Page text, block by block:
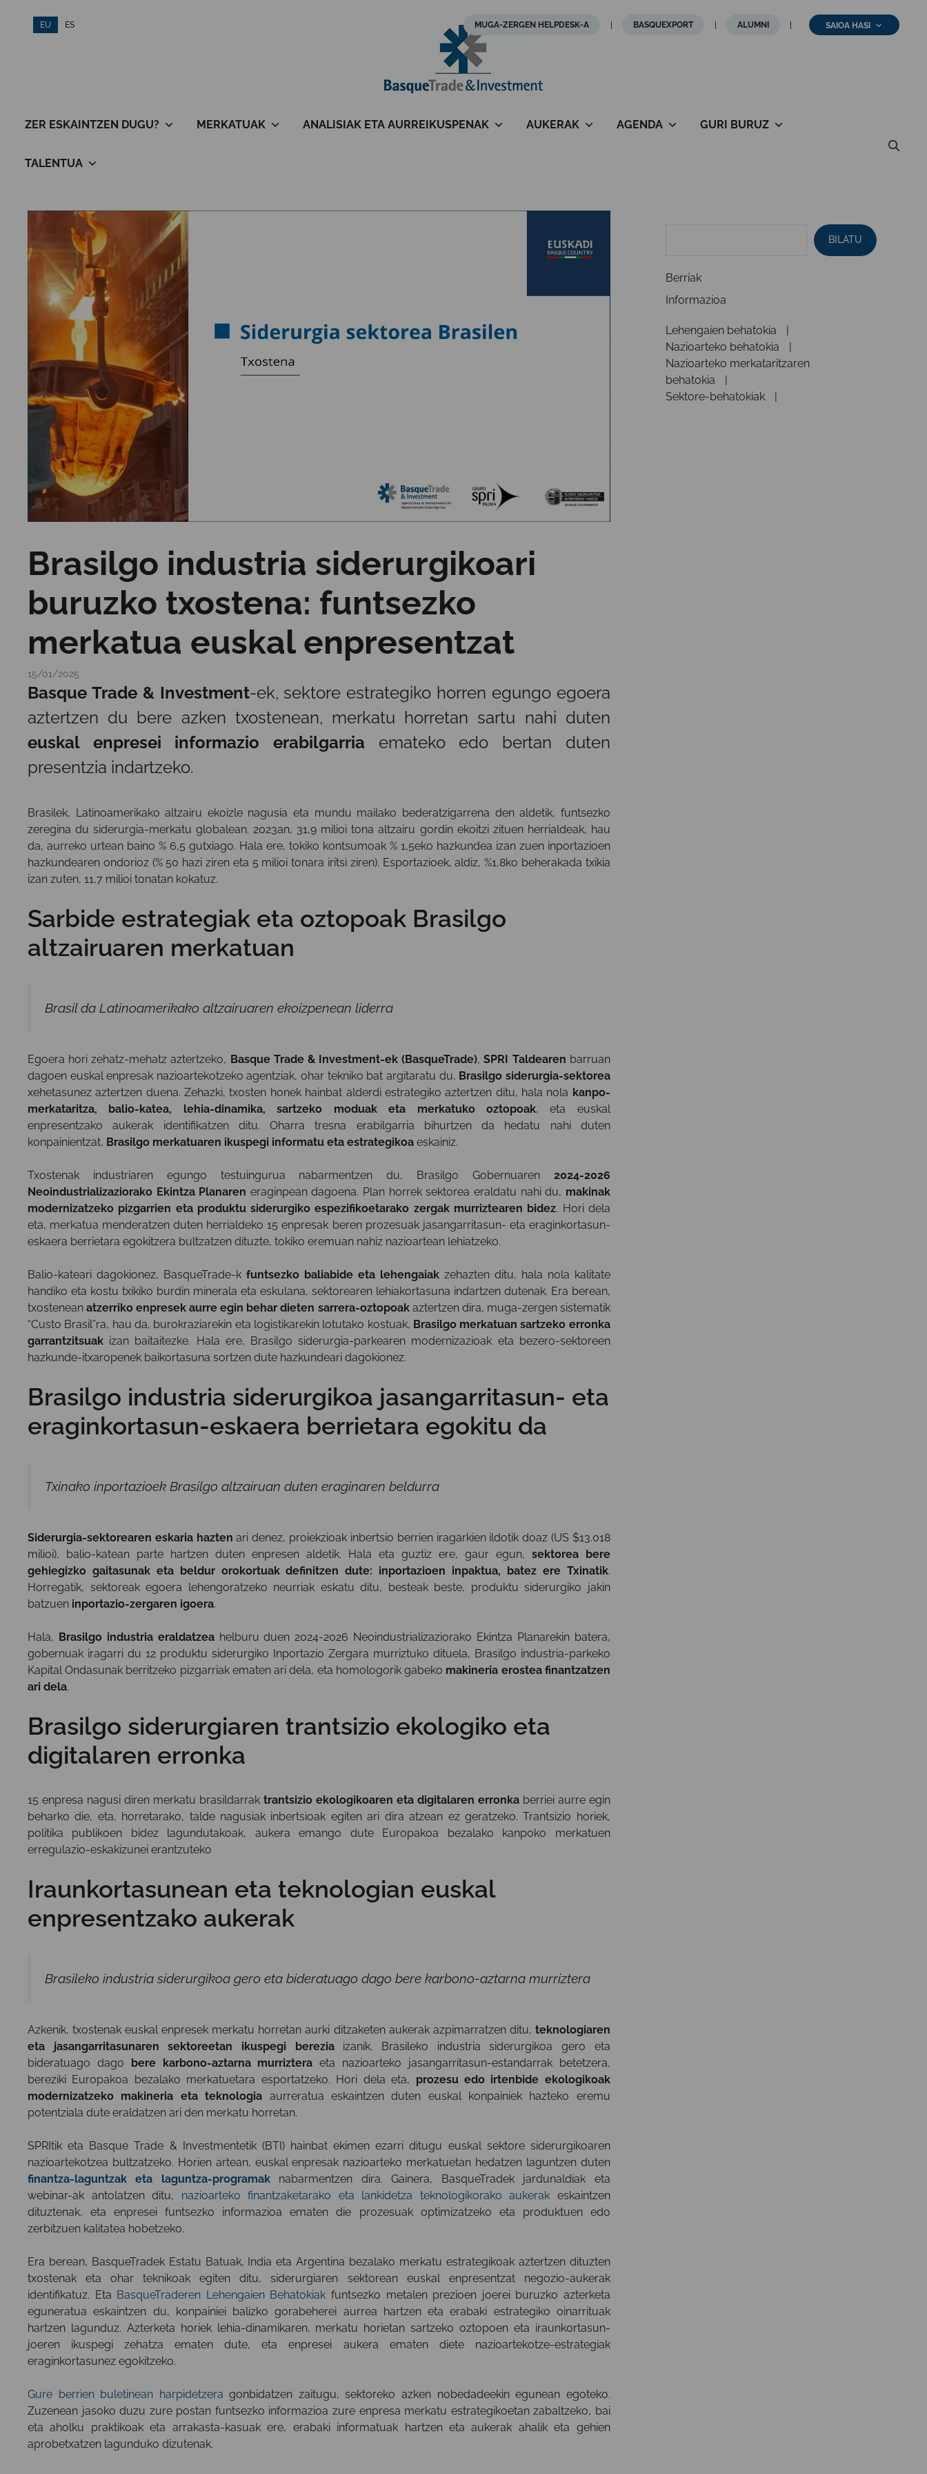
EU ES MUGA-ZERGEN HELPDESK-A BASQUEXPORT ALUMNI SAIOA HASI
ZER ESKAINTZEN DUGU? MERKATUAK ANALISIAK ETA AURREIKUSPENAK AUKERAK AGENDA GURI BURUZ
TALENTUA
Brasilgo industria siderurgikoari
buruzko txostena: funtsezko
merkatua euskal enpresentzat
15/01/2025
Basque Trade & Investment-ek, sektore estrategiko horren egungo egoera
aztertzen du bere azken txostenean, merkatu horretan sartu nahi duten
euskal enpresei informazio erabilgarria emateko edo bertan duten
presentzia indartzeko.
Brasilek, Latinoamerikako altzairu ekoizle nagusia eta mundu mailako bederatzigarrena den aldetik, funtsezko
zeregina du siderurgia-merkatu globalean. 2023an, 31,9 milioi tona altzairu gordin ekoitzi zituen herrialdeak, hau
da, aurreko urtean baino % 6,5 gutxiago. Hala ere, tokiko kontsumoak % 1,5eko hazkundea izan zuen inportazioen
hazkundearen ondorioz (% 50 hazi ziren eta 5 milioi tonara iritsi ziren). Esportazioek, aldiz, %1,8ko beherakada txikia
izan zuten, 11,7 milioi tonatan kokatuz.
Sarbide estrategiak eta oztopoak Brasilgo
altzairuaren merkatuan
Brasil da Latinoamerikako altzairuaren ekoizpenean liderra
Egoera hori zehatz-mehatz aztertzeko, Basque Trade & Investment-ek (BasqueTrade),SPRI Taldearen barruan
dagoen euskal enpresak nazioartekotzeko agentziak, ohar tekniko bat argitaratu du, Brasilgo siderurgia-sektorea
xehetasunez aztertzen duena. Zehazki, txosten honek hainbat alderdi estrategiko aztertzen ditu, hala nola kanpo-
merkataritza, balio-katea, lehia-dinamika, sartzeko moduak eta merkatuko oztopoak, eta euskal
enpresentzako aukerak identifikatzen ditu. Oharra tresna erabilgarria bihurtzen da hedatu nahi duten
konpainientzat, Brasilgo merkatuaren ikuspegi informatu eta estrategikoa eskainiz.
Txostenak industriaren egungo testuingurua nabarmentzen du, Brasilgo Gobernuaren 2024-2026
Neoindustrializaziorako Ekintza Planaren eraginpean dagoena. Plan horrek sektorea eraldatu nahi du, makinak
modernizatzeko pizgarrien eta produktu siderurgiko espezifikoetarako zergak murriztearen bidez. Hori dela
eta, merkatua menderatzen duten herrialdeko 15 enpresak beren prozesuak jasangarritasun- eta eraginkortasun-
eskaera berrietara egokitzera bultzatzen dituzte, tokiko eremuan nahiz nazioartean lehiatzeko.
Balio-kateari dagokionez, BasqueTrade-k funtsezko baliabide eta lehengaiakzehazten ditu, hala nola kalitate
handiko eta kostu txikiko burdin minerala eta eskulana, sektorearen lehiakortasuna indartzen dutenak. Era berean,
txosteneanatzerriko enpresek aurre egin behar dieten sarrera-oztopoakaztertzen dira, muga-zergen sistematik
“Custo Brasil”ra, hau da, burokraziarekin eta logistikarekin lotutako kostuak, Brasilgo merkatuan sartzeko erronka
garrantzitsuak izan baitaitezke. Hala ere, Brasilgo siderurgia-parkearen modernizazioak eta bezero-sektoreen
hazkunde-itxaropenek baikortasuna sortzen dute hazkundeari dagokionez.
Brasilgo industria siderurgikoa jasangarritasun- eta
eraginkortasun-eskaera berrietara egokitu da
Txinako inportazioek Brasilgo altzairuan duten eraginaren beldurra
Siderurgia-sektorearen eskaria hazten ari denez, proiekzioak inbertsio berrien iragarkien ildotik doaz (US $13.018
milioi), balio-katean parte hartzen duten enpresen aldetik. Hala eta guztiz ere, gaur egun, sektorea bere
gehiegizko gaitasunak eta beldur orokortuak definitzen dute: inportazioen inpaktua, batez ere Txinatik.
Horregatik, sektoreak egoera lehengoratzeko neurriak eskatu ditu, besteak beste, produktu siderurgiko jakin
batzuen inportazio-zergaren igoera.
Hala, Brasilgo industria eraldatzeahelburu duen 2024-2026 Neoindustrializaziorako Ekintza Planarekin batera,
gobernuak iragarri du 12 produktu siderurgiko Inportazio Zergara murriztuko dituela, Brasilgo industria-parkeko
Kapital Ondasunak berritzeko pizgarriak ematen ari dela, eta homologorik gabeko makineria erostea finantzatzen
ari dela.
Brasilgo siderurgiaren trantsizio ekologiko eta
digitalaren erronka
15 enpresa nagusi diren merkatu brasildarrak trantsizio ekologikoaren eta digitalaren erronkaberriei aurre egin
beharko die, eta, horretarako, talde nagusiak inbertsioak egiten ari dira atzean ez geratzeko. Trantsizio horiek,
politika publikoen bidez lagundutakoak, aukera emango dute Europakoa bezalako kanpoko merkatuen
erregulazio-eskakizunei erantzuteko
Iraunkortasunean eta teknologian euskal
enpresentzako aukerak
Brasileko industria siderurgikoa gero eta bideratuago dago bere karbono-aztarna murriztera
Azkenik, txostenak euskal enpresek merkatu horretan aurki ditzaketen aukerak azpimarratzen ditu, teknologiaren
eta jasangarritasunaren sektoreetan ikuspegi bereziaizanik. Brasileko industria siderurgikoa gero eta
bideratuago dago bere karbono-aztarna murriztera eta nazioarteko jasangarritasun-estandarrak betetzera,
bereziki Europakoa bezalako merkatuetara esportatzeko. Hori dela eta, prozesu edo irtenbide ekologikoak
modernizatzeko makineria eta teknologia aurreratua eskaintzen duten euskal konpainiek hazteko eremu
potentziala dute eraldatzen ari den merkatu horretan.
SPRItik eta Basque Trade & Investmentetik (BTI) hainbat ekimen ezarri ditugu euskal sektore siderurgikoaren
nazioartekotzea bultzatzeko. Horien artean, euskal enpresak nazioarteko merkatuetan hedatzen laguntzen duten
finantza-laguntzak eta laguntza-programaknabarmentzen dira. Gainera, BasqueTradek jardunaldiak eta
webinar-ak antolatzen ditu, nazioarteko finantzaketarako eta lankidetza teknologikorako aukerak eskaintzen
dituztenak, eta enpresei funtsezko informazioa ematen die prozesuak optimizatzeko eta produktuen edo
zerbitzuen kalitatea hobetzeko.
Era berean, BasqueTradek Estatu Batuak, India eta Argentina bezalako merkatu estrategikoak aztertzen dituzten
txostenak eta ohar teknikoak egiten ditu, siderurgiaren sektorean euskal enpresentzat negozio-aukerak
identifikatuz. Eta BasqueTraderen Lehengaien Behatokiak funtsezko metalen prezioen joerei buruzko azterketa
eguneratua eskaintzen du, konpainiei balizko gorabeherei aurrea hartzen eta erabaki estrategiko oinarrituak
hartzen lagunduz. Azterketa horiek lehia-dinamikaren, merkatu horietan sartzeko oztopoen eta iraunkortasun-
joeren ikuspegi zehatza ematen dute, eta enpresei aukera ematen diete nazioartekotze-estrategiak
eraginkortasunez egokitzeko.
Gure berrien buletinean harpidetzera gonbidatzen zaitugu, sektoreko azken nobedadeekin egunean egoteko.
Zuzenean jasoko duzu zure postan funtsezko informazioa zure enpresa merkatu estrategikoetan zabaltzeko, bai
eta aholku praktikoak eta arrakasta-kasuak ere, erabaki informatuak hartzen eta aukerak ahalik eta gehien
aprobetxatzen lagunduko dizutenak.
BILATU
Berriak
Informazioa
Lehengaien behatokia
Nazioarteko behatokia
Nazioarteko merkataritzaren
behatokia
Sektore-behatokiak